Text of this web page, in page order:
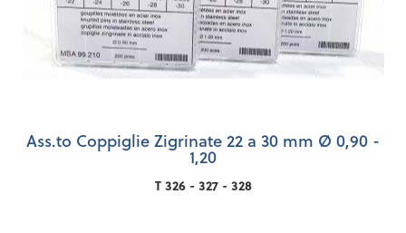
Ass.to Coppiglie Zigrinate 22 a 30 mm Ø 0,90 -
1,20
T 326 - 327 - 328